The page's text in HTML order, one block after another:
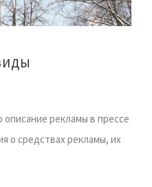
рекламы в прессе
о средствах рекламы, их